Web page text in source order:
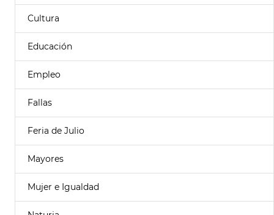
Cultura
Educación
Empleo
Fallas
Feria de Julio
Mayores
Mujer e Igualdad